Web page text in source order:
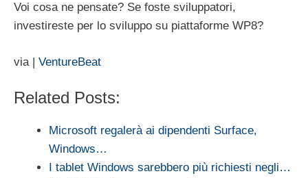
Voi cosa ne pensate? Se foste sviluppatori,
investireste per lo sviluppo su piattaforme WP8?
via | VentureBeat
Related Posts:
Microsoft regalerà ai dipendenti Surface,
Windows…
I tablet Windows sarebbero più richiesti negli…